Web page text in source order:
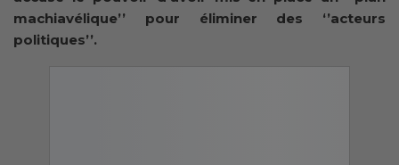
machiavélique’’ pour éliminer des ‘’acteurs
politiques’’.